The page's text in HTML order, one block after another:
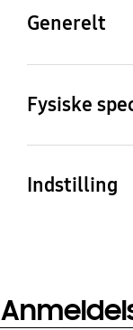
Galaxy Z Fold3
Generelt
Pakkens
Silicone Cover
Fysiske
Dimension
66.4 x 162.2x
Indstilling